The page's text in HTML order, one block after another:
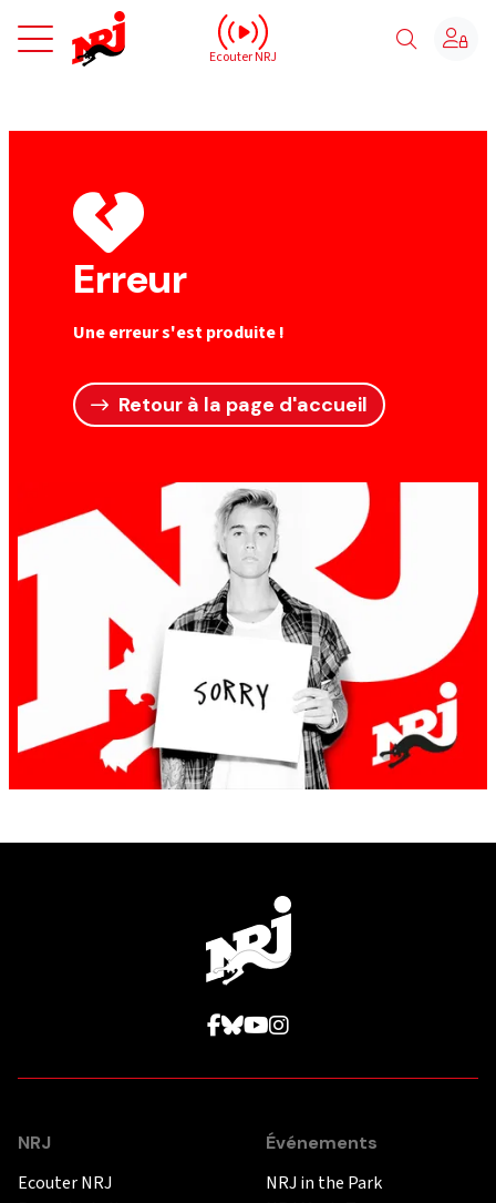
NRJ - Accueil
Ecouter NRJ
Erreur
Une erreur s'est produite !
Retour à la page d'accueil
NRJ
Ecouter NRJ
Événements
NRJ in the Park